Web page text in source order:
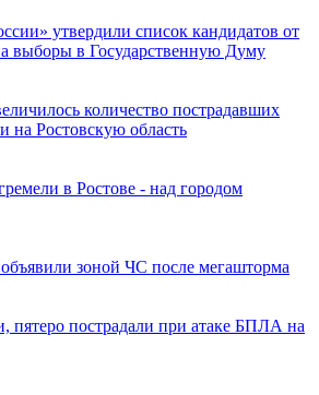
утвердили список кандидатов от
выборы в Государственную Думу
количество пострадавших
на Ростовскую область
в Ростове - над городом
зоной ЧС после мегашторма
пятеро пострадали при атаке БПЛА на